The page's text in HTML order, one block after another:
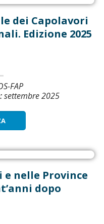
dei Capolavori
Edizione 2025
FAP
settembre 2025
e nelle Province
dopo